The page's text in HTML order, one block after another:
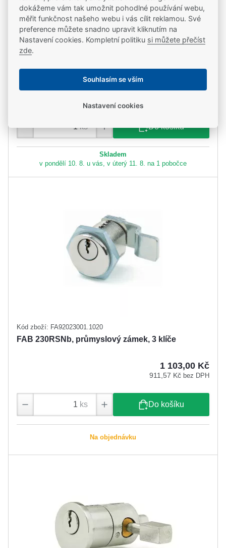
Kód zboží: 286312000120000
1 064,00 Kč
ks Do košíku
Skladem
v pondělí 10. 8. u vás, v úterý 11. 8. na 1 pobočce
Kód zboží: FA92023001.1020
FAB 230RSNb, průmyslový zámek, 3 klíče
1 103,00 Kč
911,57 Kč bez DPH
ks Do košíku
Na objednávku
dokážeme vám tak umožnit pohodlné používání webu,
měřit funkčnost našeho webu i vás cílit reklamou. Své
preference můžete snadno upravit kliknutím na
Nastavení cookies. Kompletní politiku si můžete přečíst
zde.
Souhlasím se vším
Nastavení cookies